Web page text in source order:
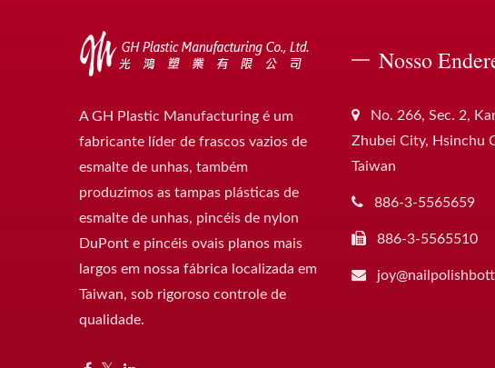
A GH Plastic Manufacturing é um
fabricante líder de frascos vazios de
esmalte de unhas, também
produzimos as tampas plásticas de
esmalte de unhas, pincéis de nylon
DuPont e pincéis ovais planos mais
largos em nossa fábrica localizada em
Taiwan, sob rigoroso controle de
qualidade.
Nosso
No. 266, Sec. 2,
Zhubei City, Hsinchu
Taiwan
886-3-5565659
886-3-5565510